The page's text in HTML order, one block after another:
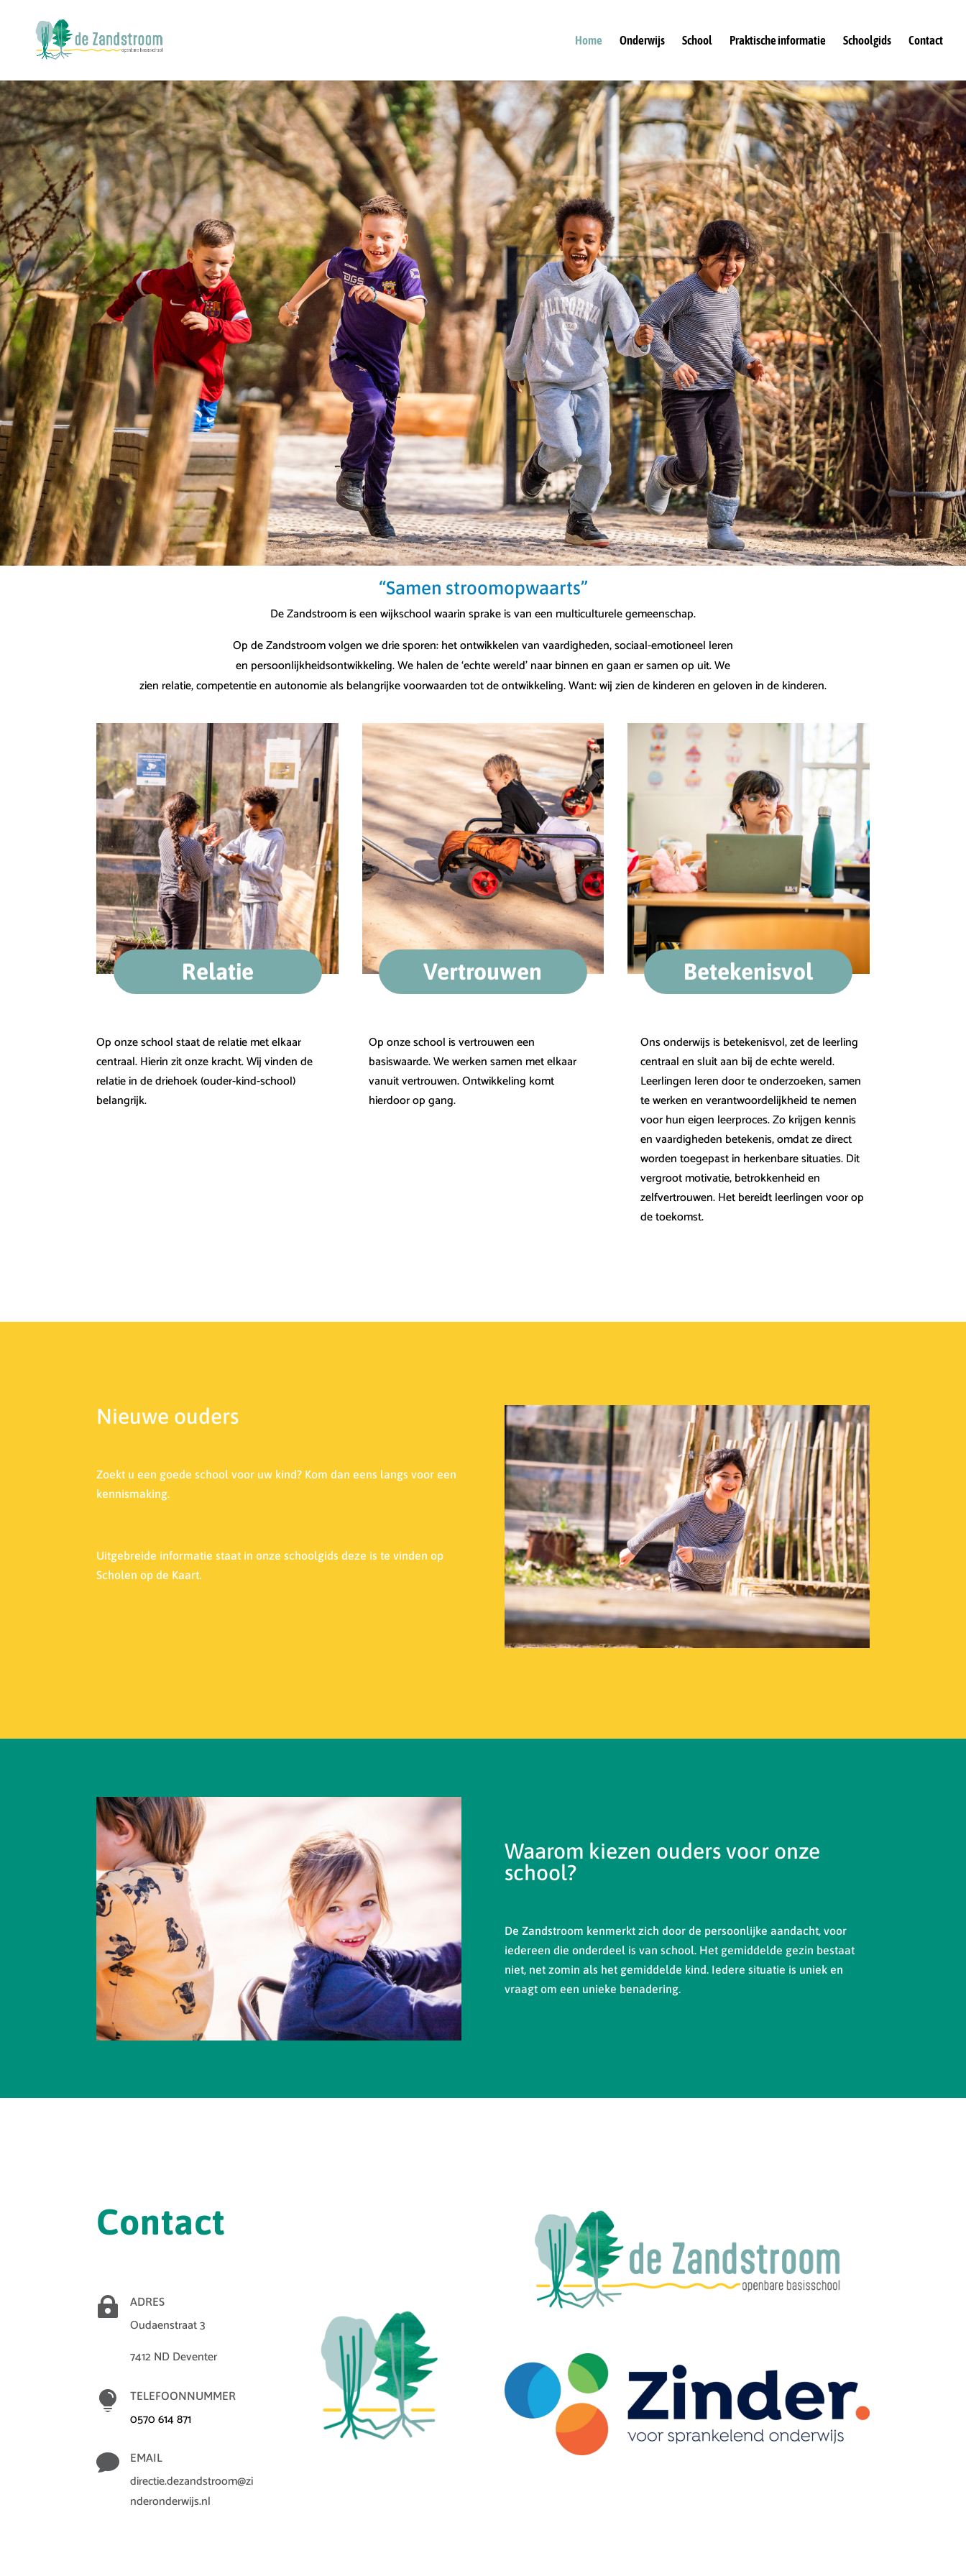
Home Onderwijs School Praktische informatie Schoolgids Contact
“Samen stroomopwaarts”
De Zandstroom is een wijkschool waarin sprake is van een multiculturele gemeenschap.
Op de Zandstroom volgen we drie sporen: het ontwikkelen van vaardigheden, sociaal-emotioneel leren
en persoonlijkheidsontwikkeling. We halen de ‘echte wereld’ naar binnen en gaan er samen op uit. We
zien relatie, competentie en autonomie als belangrijke voorwaarden tot de ontwikkeling. Want: wij zien de kinderen en geloven in de kinderen.
Relatie Vertrouwen Betekenisvol
Op onze school staat de relatie met elkaar
centraal. Hierin zit onze kracht. Wij vinden de
relatie in de driehoek (ouder-kind-school)
belangrijk.
Op onze school is vertrouwen een
basiswaarde. We werken samen met elkaar
vanuit vertrouwen. Ontwikkeling komt
hierdoor op gang.
Ons onderwijs is betekenisvol, zet de leerling
centraal en sluit aan bij de echte wereld.
Leerlingen leren door te onderzoeken, samen
te werken en verantwoordelijkheid te nemen
voor hun eigen leerproces. Zo krijgen kennis
en vaardigheden betekenis, omdat ze direct
worden toegepast in herkenbare situaties. Dit
vergroot motivatie, betrokkenheid en
zelfvertrouwen. Het bereidt leerlingen voor op
de toekomst.
Nieuwe ouders
Zoekt u een goede school voor uw kind? Kom dan eens langs voor een
kennismaking.
Uitgebreide informatie staat in onze schoolgids deze is te vinden op
Scholen op de Kaart.
Waarom kiezen ouders voor onze
school?
De Zandstroom kenmerkt zich door de persoonlijke aandacht, voor
iedereen die onderdeel is van school. Het gemiddelde gezin bestaat
niet, net zomin als het gemiddelde kind. Iedere situatie is uniek en
vraagt om een unieke benadering.
Contact
 ADRES
Oudaenstraat 3
7412 ND Deventer
 TELEFOONNUMMER
0570 614 871
 EMAIL
directie.dezandstroom@zi
nderonderwijs.nl